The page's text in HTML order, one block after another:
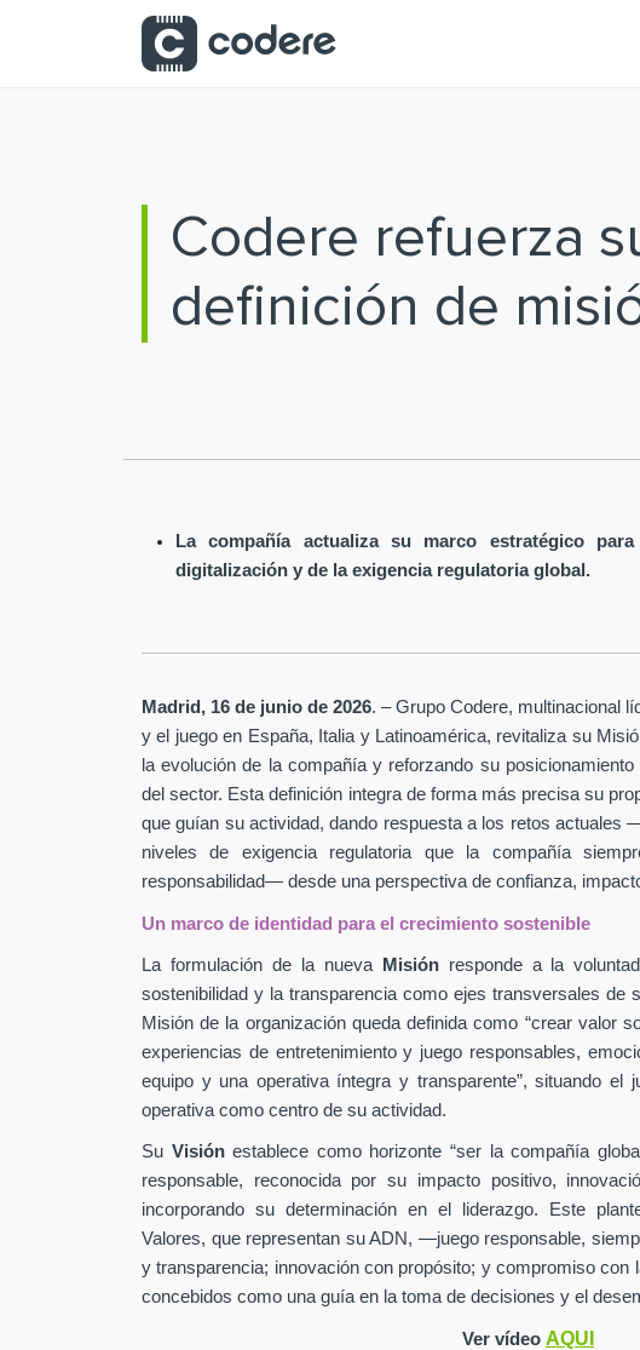
Saltar al contenido principal
Codere refuerza
definición de
La compañía actualiza su marco estratégico
digitalización y de la exigencia regulatoria global.
Madrid, 16 de junio de 2026. – Grupo Codere, multinacional
y el juego en España, Italia y Latinoamérica, revitaliza su
la evolución de la compañía y reforzando su
del sector. Esta definición integra de forma más precisa su
que guían su actividad, dando respuesta a los retos actuales
niveles de exigencia regulatoria que la compañía
responsabilidad— desde una perspectiva de confianza,
Un marco de identidad para el crecimiento sostenible
La formulación de la nueva Misión responde a la
sostenibilidad y la transparencia como ejes transversales de
Misión de la organización queda definida como “crear valor
experiencias de entretenimiento y juego responsables,
equipo y una operativa íntegra y transparente”, situando el
operativa como centro de su actividad.
Su Visiónestablece como horizonte “ser la compañía
responsable, reconocida por su impacto positivo,
incorporando su determinación en el liderazgo. Este
Valores, que representan su ADN, —juego responsable,
y transparencia; innovación con propósito; y compromiso
concebidos como una guía en la toma de decisiones y el
Ver vídeo AQUI